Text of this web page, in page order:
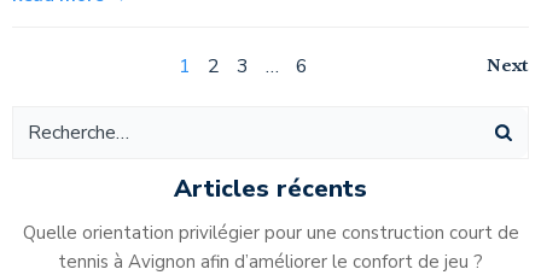
Navigation
des
articles
Navigation
des
articles
Page
1 Page
2 Page
3 … Page
6 Next
Articles récents
Quelle orientation privilégier pour une construction court de
tennis à Avignon afin d’améliorer le confort de jeu ?